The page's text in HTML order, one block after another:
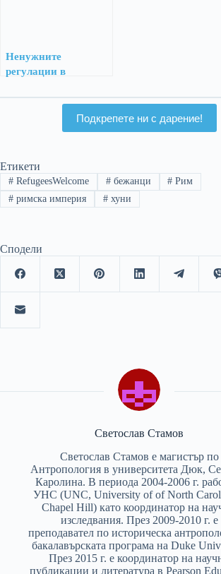
Ненужните
регулации в
Подкрепете ни с дарение!
Етикети
#RefugeesWelcome #бежанци # Рим
#римска империя #хуни
Сподели
Светослав Стамов
Светослав Стамов е магистър по
Антропология в университета Дюк,
Каролина. В периода 2004-2006 г.
УНС (UNC, University of of North
Chapel Hill) като координатор на
изследвания. През 2009-2010 г. е
преподавател по историческа
бакалавърската програма на Duke
През 2015 г. е координатор на
публикации и литература в Pearson